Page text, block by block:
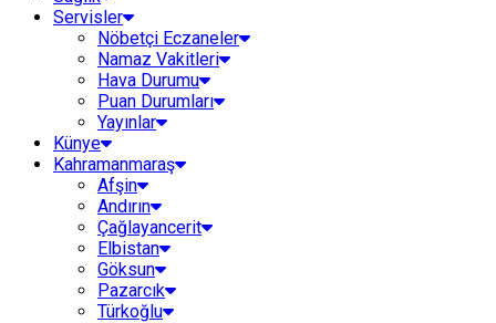
Servisler
Nöbetçi Eczaneler
Namaz Vakitleri
Hava Durumu
Puan Durumları
Yayınlar
Künye
Kahramanmaraş
Afşin
Andırın
Çağlayancerit
Elbistan
Göksun
Pazarcık
Türkoğlu